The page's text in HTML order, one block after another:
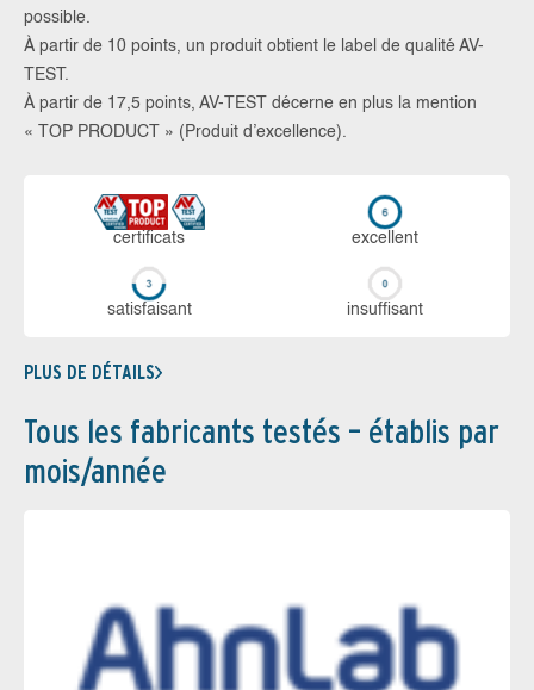
possible.
À partir de 10 points, un produit obtient le label de qualité AV-
TEST.
À partir de 17,5 points, AV-TEST décerne en plus la mention
« TOP PRODUCT » (Produit d’excellence).
certi­ficats ex­cellent
sa­tis­fai­sant in­suf­fi­sant
PLUS DE DÉTAILS
Tous les fabricants testés – établis par
mois/année